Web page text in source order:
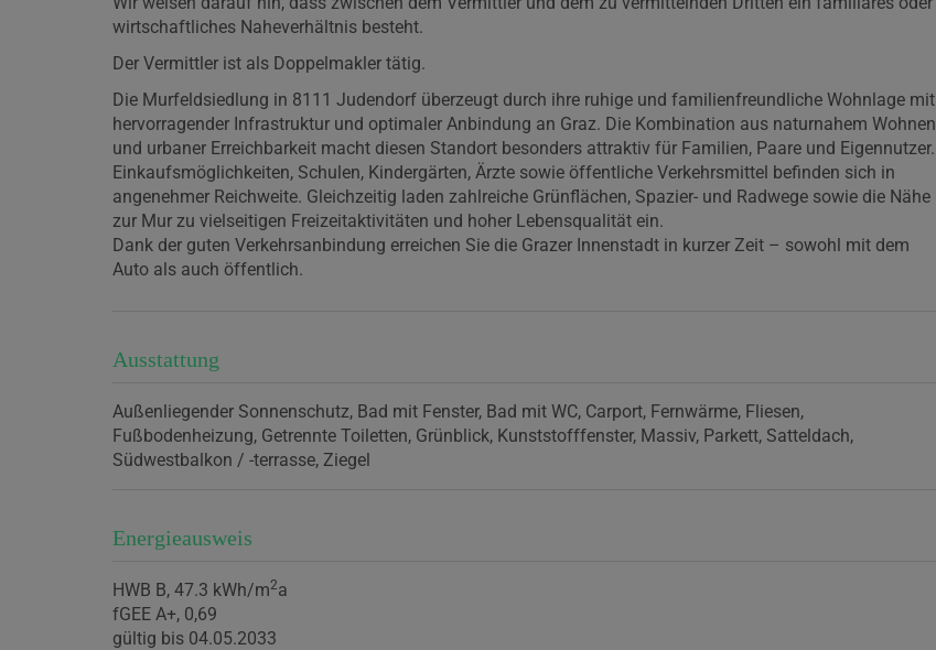
wirtschaftliches Naheverhältnis besteht.
Der Vermittler ist als Doppelmakler tätig.
Die Murfeldsiedlung in 8111 Judendorf überzeugt durch ihre ruhige und familienfreundliche Wohnlage mit
hervorragender Infrastruktur und optimaler Anbindung an Graz. Die Kombination aus naturnahem Wohnen
und urbaner Erreichbarkeit macht diesen Standort besonders attraktiv für Familien, Paare und Eigennutzer.
Einkaufsmöglichkeiten, Schulen, Kindergärten, Ärzte sowie öffentliche Verkehrsmittel befinden sich in
angenehmer Reichweite. Gleichzeitig laden zahlreiche Grünflächen, Spazier- und Radwege sowie die Nähe
zur Mur zu vielseitigen Freizeitaktivitäten und hoher Lebensqualität ein.
Dank der guten Verkehrsanbindung erreichen Sie die Grazer Innenstadt in kurzer Zeit – sowohl mit dem
Auto als auch öffentlich.
Ausstattung
Außenliegender Sonnenschutz Bad mit Fenster Bad mit WC Carport Fernwärme Fliesen
Fußbodenheizung Getrennte Toiletten Grünblick Kunststofffenster Massiv Parkett Satteldach
Südwestbalkon / -terrasse Ziegel
Energieausweis
HWB B, 47.3 kWh/m2a
fGEE A+, 0,69
gültig bis 04.05.2033